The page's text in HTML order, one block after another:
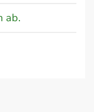
ab.